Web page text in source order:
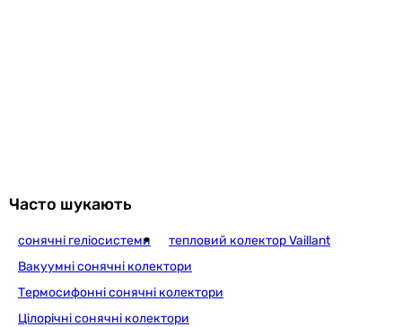
Часто шукають
сонячні геліосистеми
тепловий колектор Vaillant
Вакуумні сонячні колектори
Термосифонні сонячні колектори
Цілорічні сонячні колектори